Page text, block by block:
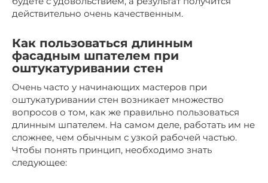
действительно очень качественным.
Как пользоваться длинным
фасадным шпателем при
оштукатуривании стен
Очень часто у начинающих мастеров при
оштукатуривании стен возникает множество
вопросов о том, как же правильно пользоваться
длинным шпателем. На самом деле, работать им не
сложнее, чем обычным с узкой рабочей частью.
Чтобы понять принцип, необходимо знать
следующее: